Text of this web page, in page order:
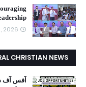
2026
CHRISTIAN NEWS